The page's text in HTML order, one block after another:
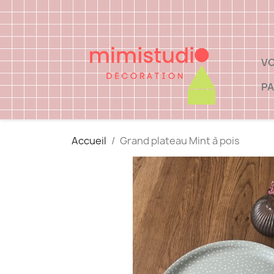
Accueil Grand plateau Mint à pois